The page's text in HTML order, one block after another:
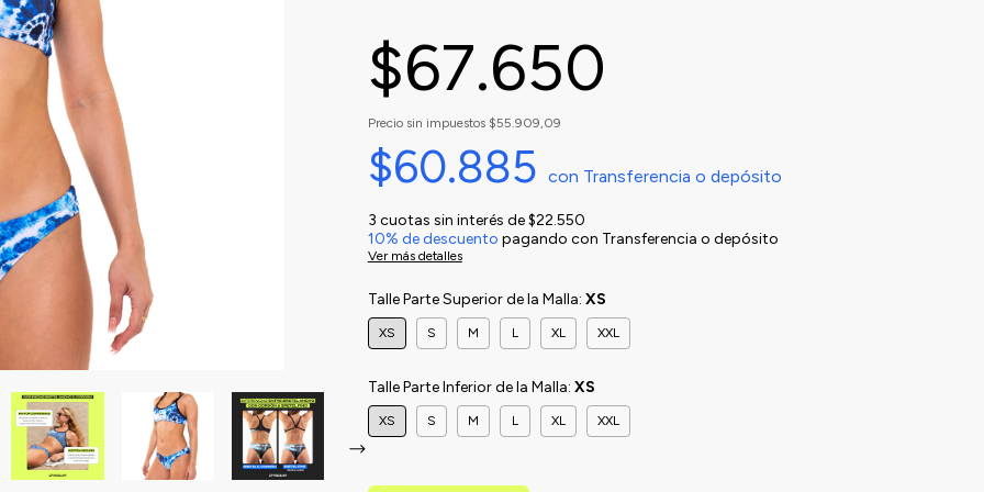
$67.650
Precio sin impuestos $55.909,09
$60.885 con Transferencia o depósito
3 cuotas sin interés de$22.550
10% de descuento pagando con Transferencia o depósito
Ver más detalles
Talle Parte Superior de la Malla: XS
XS S M L XL XXL
Talle Parte Inferior de la Malla: XS
XS S M L XL XXL